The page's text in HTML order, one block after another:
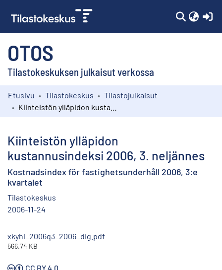
OTOS
Tilastokeskuksen julkaisut verkossa
Kokoelmat
Etusivu Tilastokeskus
Tilastojulkaisut
Kiinteistön ylläpidon
kustannusindeksi 2006, 3. neljännes
Kostnadsindex för fastighetsunderhåll 2006, 3:e
kvartalet
Tilastokeskus
2006-11-24
xkyhi_2006q3_2006_dig.pdf
566.74 KB
CC BY 4.0